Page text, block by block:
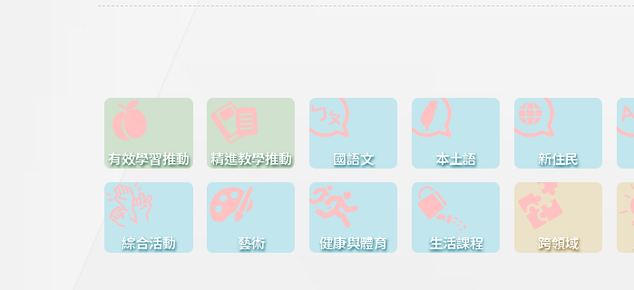
有效學習推動 精進教學推動 國語文 本土語 新住民
綜合活動 藝術 健康與體育 生活課程 跨領域